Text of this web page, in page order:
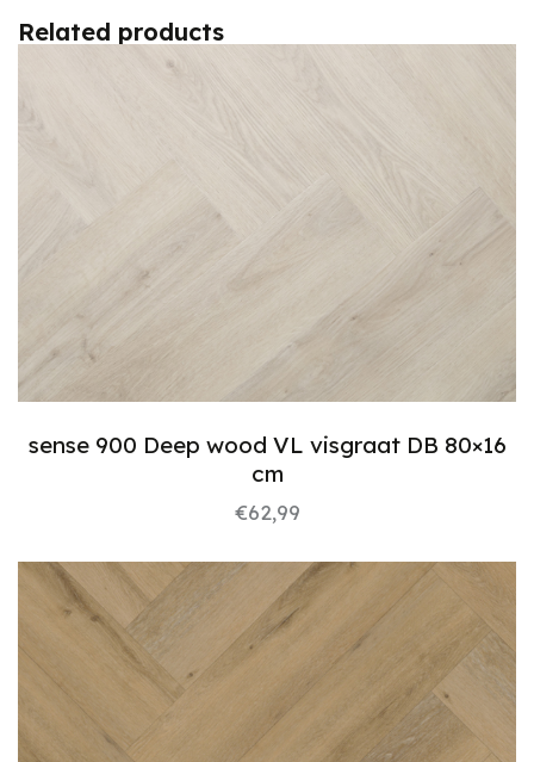
Related products
sense 900 Deep wood VL visgraat DB 80×16
cm
€62,99